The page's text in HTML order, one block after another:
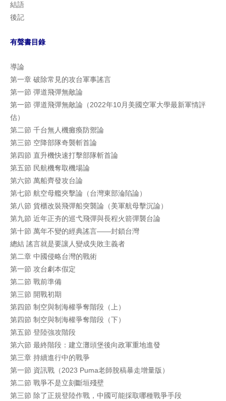
結語
後記
有聲書目錄
導論
第一章 破除常見的攻台軍事謠言
第一節 彈道飛彈無敵論
第一節 彈道飛彈無敵論（2022年10月美國空軍大學最新軍情評
估）
第二節 千台無人機癱瘓防禦論
第三節 空降部隊奇襲斬首論
第四節 直升機快速打擊部隊斬首論
第五節 民航機奪取機場論
第六節 萬船齊發攻台論
第七節 航空母艦夾擊論（台灣東部淪陷論）
第八節 貨櫃改裝飛彈船突襲論（美軍航母擊沉論）
第九節 近年正夯的巡弋飛彈與長程火箭彈襲台論
第十節 萬年不變的經典謠言——封鎖台灣
總結 謠言就是要讓人變成失敗主義者
第二章 中國侵略台灣的戰術
第一節 攻台劇本假定
第二節 戰前準備
第三節 開戰初期
第四節 制空與制海權爭奪階段（上）
第四節 制空與制海權爭奪階段（下）
第五節 登陸強攻階段
第六節 最終階段：建立灘頭堡後向政軍重地進發
第三章 持續進行中的戰爭
第一節 資訊戰（2023 Puma老師脫稿暴走增量版）
第二節 戰爭不是立刻斷垣殘壁
第三節 除了正規登陸作戰，中國可能採取哪種戰爭手段